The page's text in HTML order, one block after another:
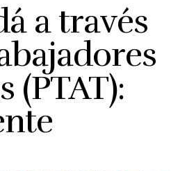
a través
(PTAT):